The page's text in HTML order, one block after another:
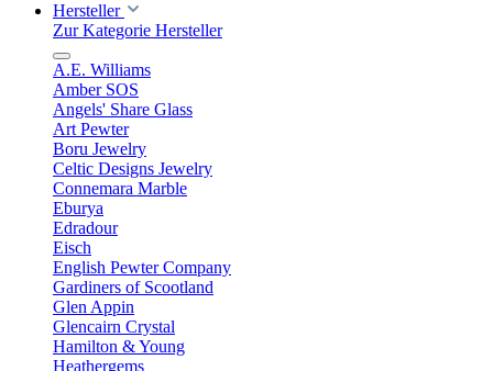
Hersteller
Zur Kategorie Hersteller
A.E. Williams
Amber SOS
Angels' Share Glass
Art Pewter
Boru Jewelry
Celtic Designs Jewelry
Connemara Marble
Eburya
Edradour
Eisch
English Pewter Company
Gardiners of Scootland
Glen Appin
Glencairn Crystal
Hamilton & Young
Heathergems